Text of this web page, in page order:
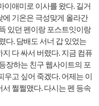
이애미로 이사를 왔다. 길거
기온은 극성맞게 올라간
있던 펜이랑 포스트잇이랑
다. 담배도 서너 갑 있었는
다 싸서 버렸다. 지금 컴퓨
장하는 친구 웹사이트의 포
우고 싶어 죽겠다. 어제는 이
쩔쩔맸다. 다시는 펜 등속